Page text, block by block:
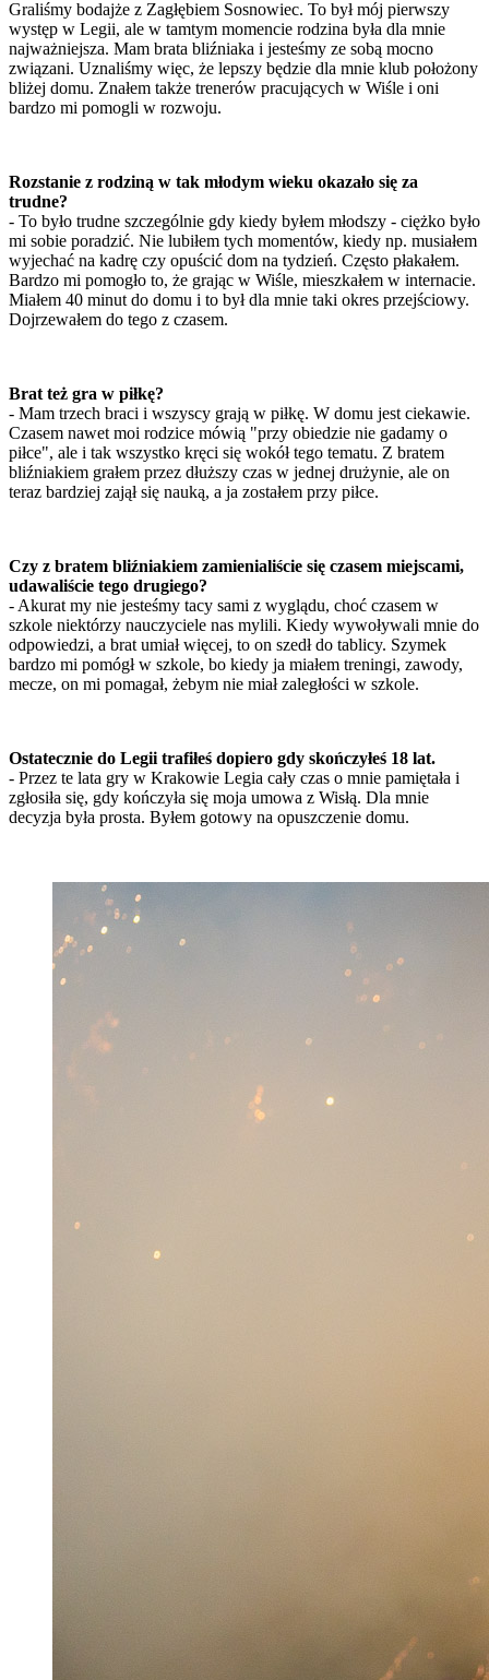
Graliśmy bodajże z Zagłębiem Sosnowiec. To był mój pierwszy
występ w Legii, ale w tamtym momencie rodzina była dla mnie
najważniejsza. Mam brata bliźniaka i jesteśmy ze sobą mocno
związani. Uznaliśmy więc, że lepszy będzie dla mnie klub położony
bliżej domu. Znałem także trenerów pracujących w Wiśle i oni
bardzo mi pomogli w rozwoju.
Rozstanie z rodziną w tak młodym wieku okazało się za
trudne?
- To było trudne szczególnie gdy kiedy byłem młodszy - ciężko było
mi sobie poradzić. Nie lubiłem tych momentów, kiedy np. musiałem
wyjechać na kadrę czy opuścić dom na tydzień. Często płakałem.
Bardzo mi pomogło to, że grając w Wiśle, mieszkałem w internacie.
Miałem 40 minut do domu i to był dla mnie taki okres przejściowy.
Dojrzewałem do tego z czasem.
Brat też gra w piłkę?
- Mam trzech braci i wszyscy grają w piłkę. W domu jest ciekawie.
Czasem nawet moi rodzice mówią "przy obiedzie nie gadamy o
piłce", ale i tak wszystko kręci się wokół tego tematu. Z bratem
bliźniakiem grałem przez dłuższy czas w jednej drużynie, ale on
teraz bardziej zajął się nauką, a ja zostałem przy piłce.
Czy z bratem bliźniakiem zamienialiście się czasem miejscami,
udawaliście tego drugiego?
- Akurat my nie jesteśmy tacy sami z wyglądu, choć czasem w
szkole niektórzy nauczyciele nas mylili. Kiedy wywoływali mnie do
odpowiedzi, a brat umiał więcej, to on szedł do tablicy. Szymek
bardzo mi pomógł w szkole, bo kiedy ja miałem treningi, zawody,
mecze, on mi pomagał, żebym nie miał zaległości w szkole.
Ostatecznie do Legii trafiłeś dopiero gdy skończyłeś 18 lat.
- Przez te lata gry w Krakowie Legia cały czas o mnie pamiętała i
zgłosiła się, gdy kończyła się moja umowa z Wisłą. Dla mnie
decyzja była prosta. Byłem gotowy na opuszczenie domu.